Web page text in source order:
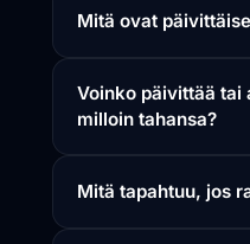
Mitä ovat
Voinko päivittää tai
milloin tahansa?
Mitä tapahtuu, jos